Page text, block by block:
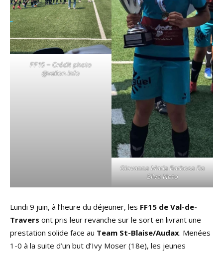
FF15 – Crédit photo
@vallon.info
Giovanna Maria Barbosa Da
Silva Neto
Lundi 9 juin, à l’heure du déjeuner, les FF15 de Val-de-
Travers ont pris leur revanche sur le sort en livrant une
prestation solide face au Team St-Blaise/Audax. Menées
1-0 à la suite d’un but d’Ivy Moser (18e), les jeunes